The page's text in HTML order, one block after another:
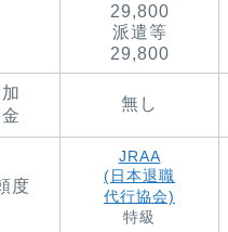
29,800
派遣等
29,800
無し
度
JRAA
(日本退職
代行協会)
特級